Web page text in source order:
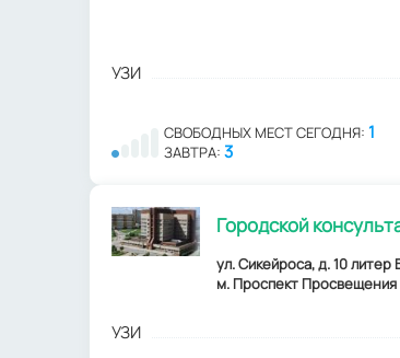
УЗИ
СВОБОДНЫХ МЕСТ СЕГОДНЯ: 1
ЗАВТРА: 3
Городской
ул. Сикейроса, д. 10
м. Проспект Просвещения
УЗИ